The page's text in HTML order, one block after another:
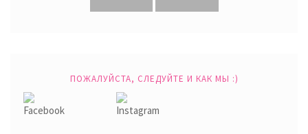
ПОЖАЛУЙСТА, СЛЕДУЙТЕ И КАК МЫ :)